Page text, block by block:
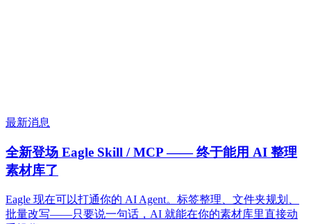
最新消息
全新登场 Eagle Skill / MCP —— 终于能用 AI 整理
素材库了
Eagle 现在可以打通你的 AI Agent。标签整理、文件夹规划、
批量改写——只要说一句话，AI 就能在你的素材库里直接动